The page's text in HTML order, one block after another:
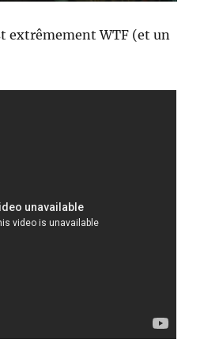
extrêmement WTF (et un